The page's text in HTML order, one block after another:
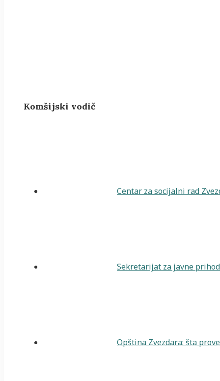
Komšijski vodič
Centar za socijalni rad
Sekretarijat za javne
Opština Zvezdara: šta